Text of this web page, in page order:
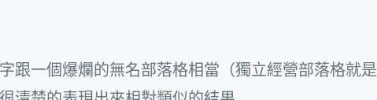
跟一個爆爛的無名部落格相當（獨立經營部落格就是